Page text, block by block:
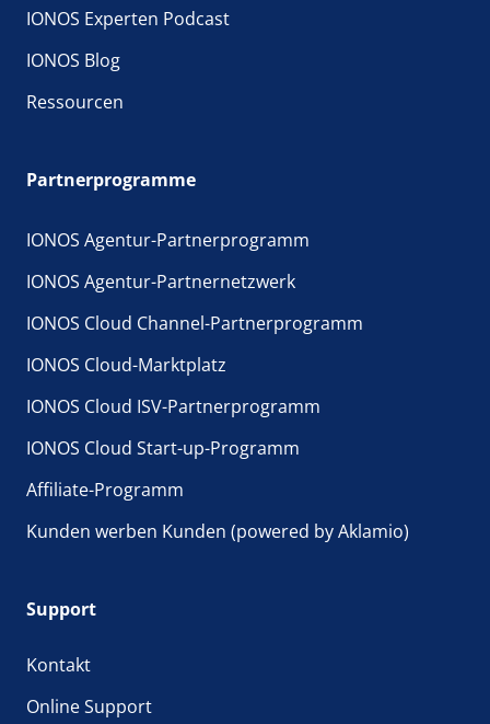
IONOS Experten Podcast
IONOS Blog
Ressourcen
Partnerprogramme
IONOS Agentur-Partnerprogramm
IONOS Agentur-Partnernetzwerk
IONOS Cloud Channel-Partnerprogramm
IONOS Cloud-Marktplatz
IONOS Cloud ISV-Partnerprogramm
IONOS Cloud Start-up-Programm
Affiliate-Programm
Kunden werben Kunden (powered by Aklamio)
Support
Kontakt
Online Support